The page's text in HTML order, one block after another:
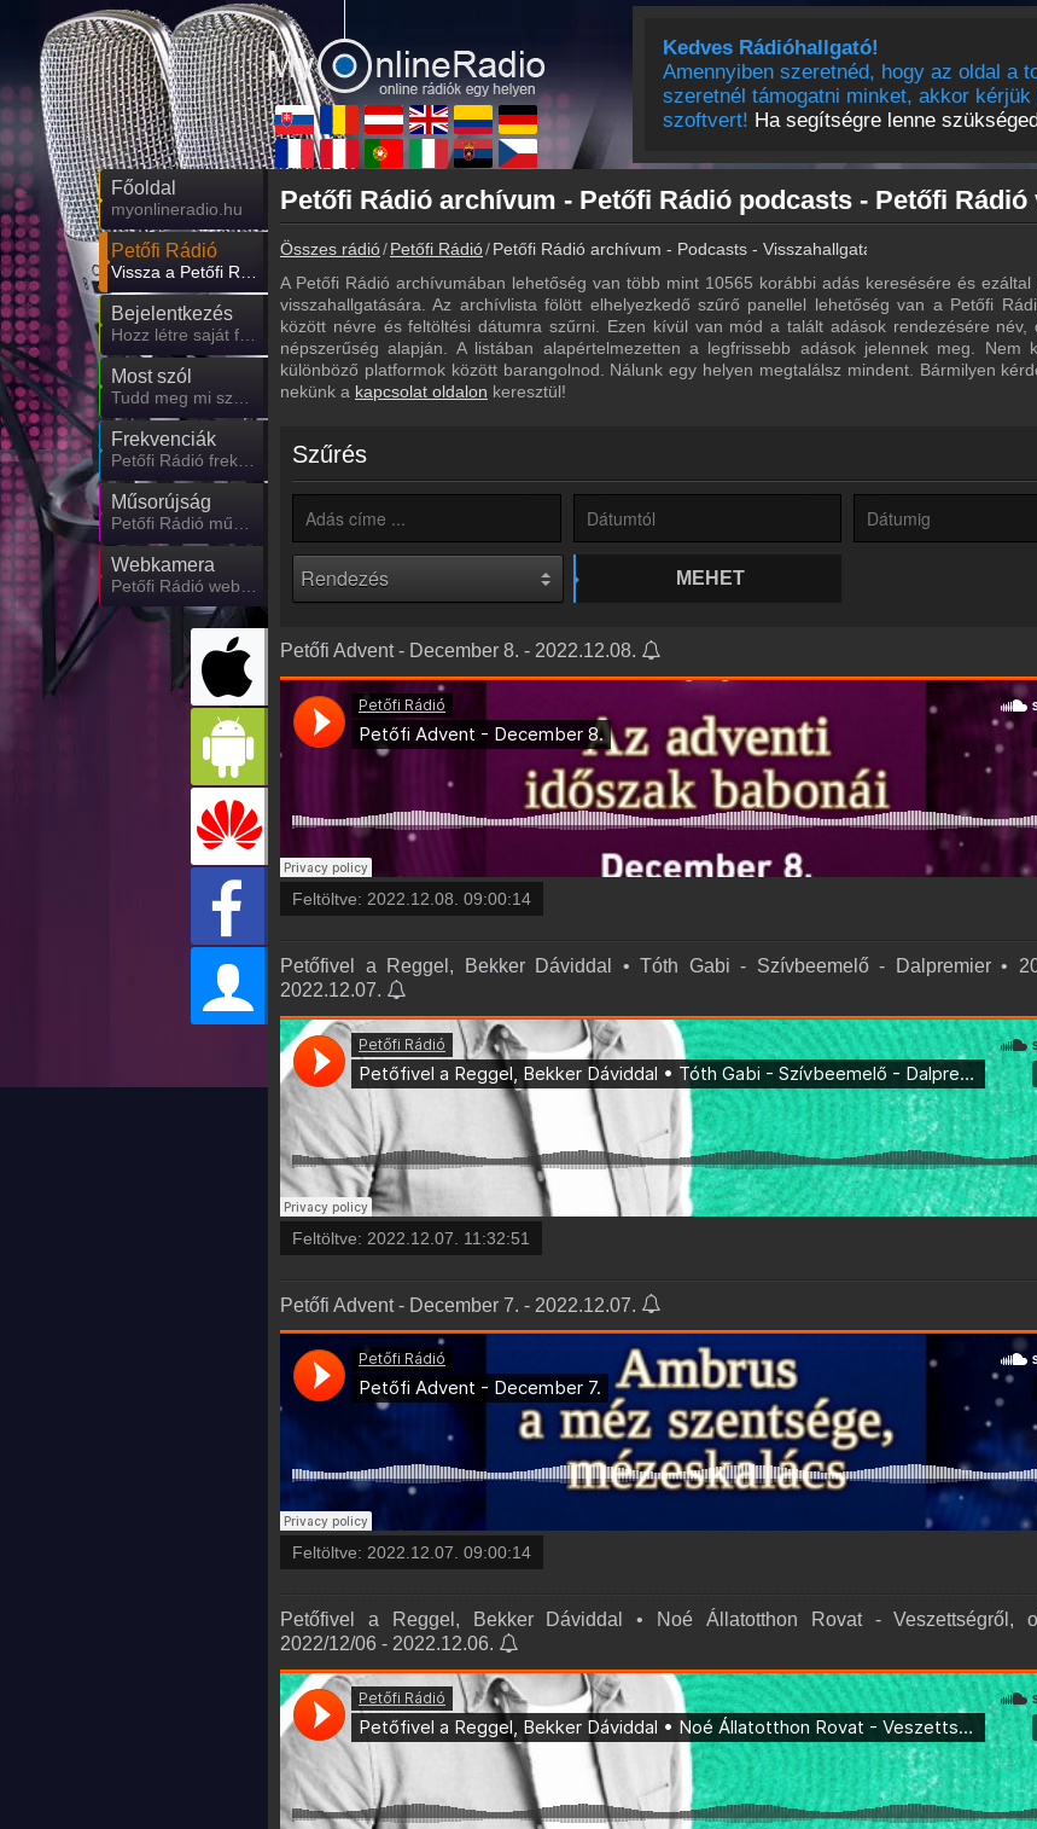
Kedves Rádióhallgató!
Amennyiben szeretnéd, hogy az oldal a
szeretnél támogatni minket, akkor
szoftvert! Ha segítségre lenne
Főoldal
myonlineradio.hu
Petőfi Rádió
Bejelentkezés
Most szól
Frekvenciák
Műsorújság
Webkamera
Összes rádió Petőfi Rádió Petőfi Rádió archívum - Podcasts - Visszahallgatás
A Petőfi Rádió archívumában lehetőség van több mint 10565 korábbi adás keresésére és ezáltal
visszahallgatására. Az archívlista fölött elhelyezkedő szűrő panellel lehetőség van a Petőfi
között névre és feltöltési dátumra szűrni. Ezen kívül van mód a talált adások rendezésére név,
népszerűség alapján. A listában alapértelmezetten a legfrissebb adások jelennek meg. Nem
különböző platformok között barangolnod. Nálunk egy helyen megtalálsz mindent. Bármilyen
nekünk a kapcsolat oldalon keresztül!
Szűrés
MEHET
Petőfi Advent - December 8. - 2022.12.08.
Feltöltve: 2022.12.08. 09:00:14
Petőfivel a Reggel, Bekker Dáviddal • Tóth Gabi - Szívbeemelő - Dalpremier •
2022.12.07.
Feltöltve: 2022.12.07. 11:32:51
Petőfi Advent - December 7. - 2022.12.07.
Feltöltve: 2022.12.07. 09:00:14
Petőfivel a Reggel, Bekker Dáviddal • Noé Állatotthon Rovat - Veszettségről,
2022/12/06 - 2022.12.06.